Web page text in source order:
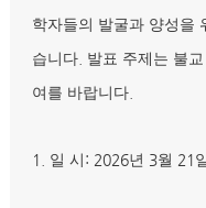
학자들의 발굴과 양성을
습니다 발표 주제는 불
여를 바랍니다
1. 일 시 : 2026년 3월 21